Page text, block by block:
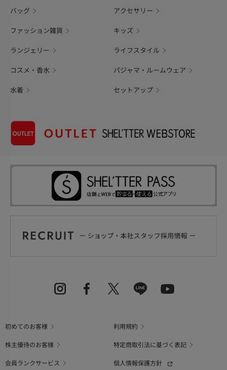
バッグ アクセサリー
ファッション雑貨 キッズ
ランジェリー ライフスタイル
コスメ・香水 パジャマ・ルームウェア
水着 セットアップ
初めてのお客様
利用規約
株主優待のお客様
特定商取引法に基づく表記
会員ランクサービス
個人情報保護方針